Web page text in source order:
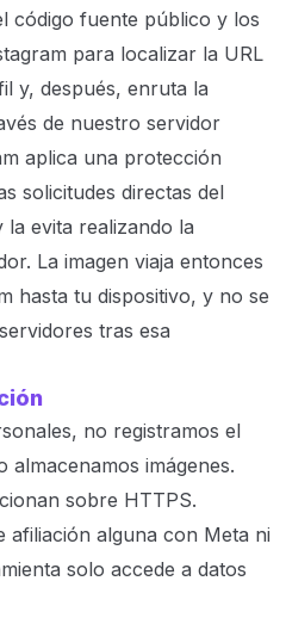
código fuente público y los
para localizar la URL
y, después, enruta la
de nuestro servidor
aplica una protección
solicitudes directas del
evita realizando la
La imagen viaja entonces
hasta tu dispositivo, y no se
tras esa
no registramos el
almacenamos imágenes.
sobre HTTPS.
afiliación alguna con Meta ni
solo accede a datos